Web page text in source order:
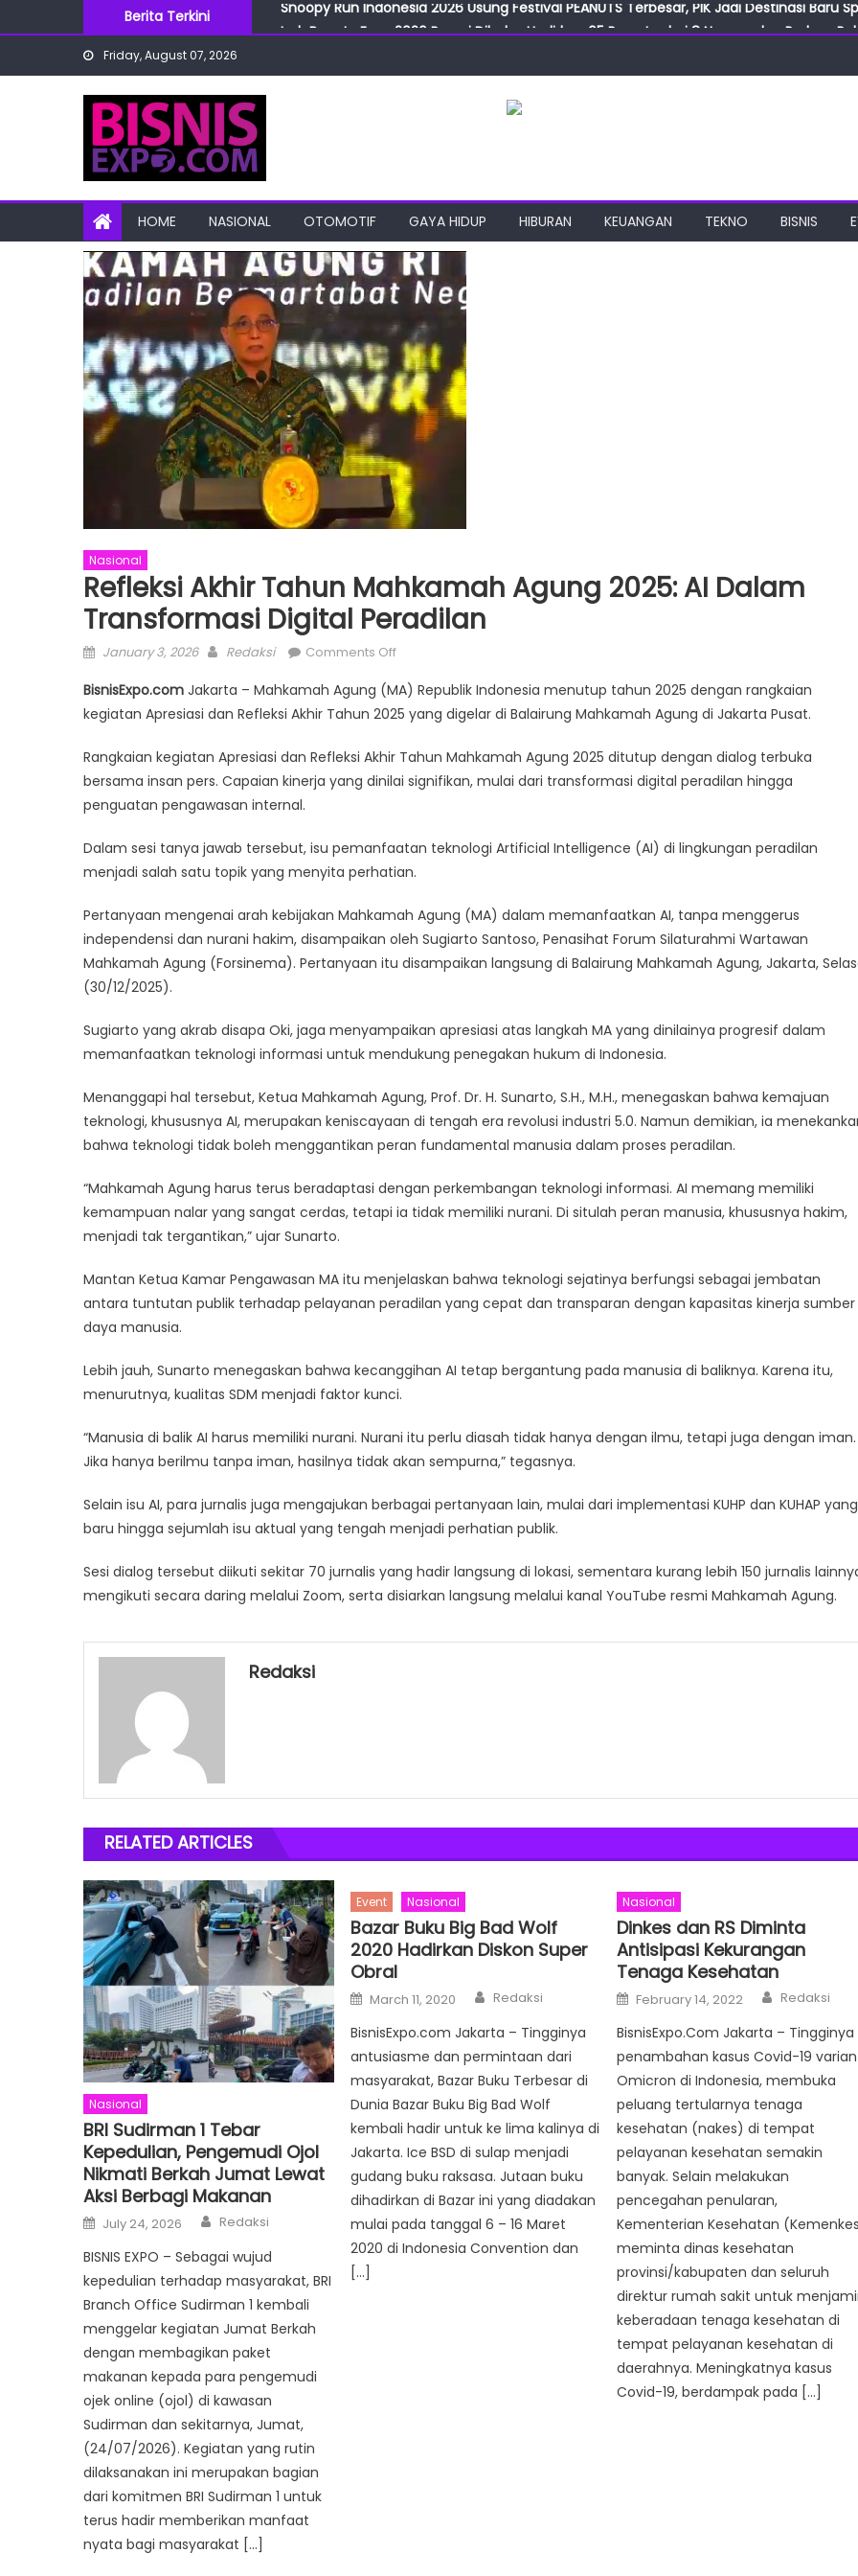
to
Berita Terkini
IndoBeauty Expo 2026 Resmi Dibuka, Hadirkan 65 Peserta dari 8 Negara dan Perluas
Snoopy Run Indonesia 2026 Usung Festival PEANUTS Terbesar, PIK Jadi Destinasi Baru
Friday, August 07, 2026
HOME NASIONAL OTOMOTIF GAYA HIDUP HIBURAN KEUANGAN TEKNO BISNIS
Nasional
Refleksi Akhir Tahun Mahkamah Agung 2025: AI Dalam
Transformasi Digital Peradilan
Posted
January 3, 2026 Author
Redaksi Comments Offon
Akhir
Tahun
Agung
2025:
Transformasi
Digital
BisnisExpo.com Jakarta – Mahkamah Agung (MA) Republik Indonesia menutup tahun 2025 dengan rangkaian
kegiatan Apresiasi dan Refleksi Akhir Tahun 2025 yang digelar di Balairung Mahkamah Agung di Jakarta Pusat.
Rangkaian kegiatan Apresiasi dan Refleksi Akhir Tahun Mahkamah Agung 2025 ditutup dengan dialog terbuka
bersama insan pers. Capaian kinerja yang dinilai signifikan, mulai dari transformasi digital peradilan hingga
penguatan pengawasan internal.
Dalam sesi tanya jawab tersebut, isu pemanfaatan teknologi Artificial Intelligence (AI) di lingkungan peradilan
menjadi salah satu topik yang menyita perhatian.
Pertanyaan mengenai arah kebijakan Mahkamah Agung (MA) dalam memanfaatkan AI, tanpa menggerus
independensi dan nurani hakim, disampaikan oleh Sugiarto Santoso, Penasihat Forum Silaturahmi Wartawan
Mahkamah Agung (Forsinema). Pertanyaan itu disampaikan langsung di Balairung Mahkamah Agung, Jakarta,
(30/12/2025).
Sugiarto yang akrab disapa Oki, jaga menyampaikan apresiasi atas langkah MA yang dinilainya progresif dalam
memanfaatkan teknologi informasi untuk mendukung penegakan hukum di Indonesia.
Menanggapi hal tersebut, Ketua Mahkamah Agung, Prof. Dr. H. Sunarto, S.H., M.H., menegaskan bahwa kemajuan
teknologi, khususnya AI, merupakan keniscayaan di tengah era revolusi industri 5.0. Namun demikian, ia
bahwa teknologi tidak boleh menggantikan peran fundamental manusia dalam proses peradilan.
“Mahkamah Agung harus terus beradaptasi dengan perkembangan teknologi informasi. AI memang memiliki
kemampuan nalar yang sangat cerdas, tetapi ia tidak memiliki nurani. Di situlah peran manusia, khususnya hakim,
menjadi tak tergantikan,” ujar Sunarto.
Mantan Ketua Kamar Pengawasan MA itu menjelaskan bahwa teknologi sejatinya berfungsi sebagai jembatan
antara tuntutan publik terhadap pelayanan peradilan yang cepat dan transparan dengan kapasitas kinerja sumber
daya manusia.
Lebih jauh, Sunarto menegaskan bahwa kecanggihan AI tetap bergantung pada manusia di baliknya. Karena itu,
menurutnya, kualitas SDM menjadi faktor kunci.
“Manusia di balik AI harus memiliki nurani. Nurani itu perlu diasah tidak hanya dengan ilmu, tetapi juga dengan iman.
Jika hanya berilmu tanpa iman, hasilnya tidak akan sempurna,” tegasnya.
Selain isu AI, para jurnalis juga mengajukan berbagai pertanyaan lain, mulai dari implementasi KUHP dan KUHAP yang
baru hingga sejumlah isu aktual yang tengah menjadi perhatian publik.
Sesi dialog tersebut diikuti sekitar 70 jurnalis yang hadir langsung di lokasi, sementara kurang lebih 150 jurnalis
mengikuti secara daring melalui Zoom, serta disiarkan langsung melalui kanal YouTube resmi Mahkamah Agung.
Redaksi
RELATED ARTICLES
Nasional
BRI Sudirman 1 Tebar
Kepedulian, Pengemudi Ojol
Nikmati Berkah Jumat Lewat
Aksi Berbagi Makanan
Posted
on
July 24, 2026 Author
Redaksi
BISNIS EXPO – Sebagai wujud
kepedulian terhadap masyarakat, BRI
Branch Office Sudirman 1 kembali
menggelar kegiatan Jumat Berkah
dengan membagikan paket
makanan kepada para pengemudi
ojek online (ojol) di kawasan
Sudirman dan sekitarnya, Jumat,
(24/07/2026). Kegiatan yang rutin
dilaksanakan ini merupakan bagian
dari komitmen BRI Sudirman 1 untuk
terus hadir memberikan manfaat
nyata bagi masyarakat […]
Event Nasional
Bazar Buku Big Bad Wolf
2020 Hadirkan Diskon Super
Obral
Posted
on
March 11, 2020 Author
Redaksi
BisnisExpo.com Jakarta – Tingginya
antusiasme dan permintaan dari
masyarakat, Bazar Buku Terbesar di
Dunia Bazar Buku Big Bad Wolf
kembali hadir untuk ke lima kalinya di
Jakarta. Ice BSD di sulap menjadi
gudang buku raksasa. Jutaan buku
dihadirkan di Bazar ini yang diadakan
mulai pada tanggal 6 – 16 Maret
2020 di Indonesia Convention dan
[…]
Nasional
Dinkes dan RS Diminta
Antisipasi Kekurangan
Tenaga Kesehatan
Posted
on
February 14, 2022 Author
Redaksi
BisnisExpo.Com Jakarta – Tingginya
penambahan kasus Covid-19 varian
Omicron di Indonesia, membuka
peluang tertularnya tenaga
kesehatan (nakes) di tempat
pelayanan kesehatan semakin
banyak. Selain melakukan
pencegahan penularan,
Kementerian Kesehatan
meminta dinas kesehatan
provinsi/kabupaten dan seluruh
direktur rumah sakit untuk
keberadaan tenaga kesehatan di
tempat pelayanan kesehatan di
daerahnya. Meningkatnya kasus
Covid-19, berdampak pada […]